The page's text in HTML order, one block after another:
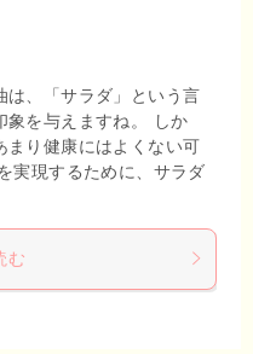
は、「サラダ」という言
象を与えますね。 しか
まり健康にはよくない可
実現するために、サラダ
む